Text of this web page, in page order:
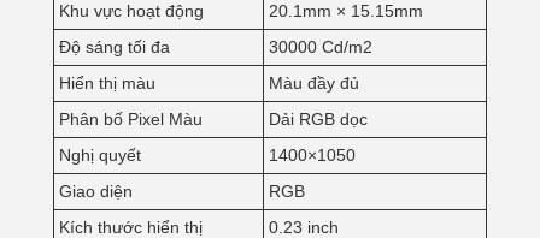
Khu vực hoạt động
20.1mm × 15.15mm
Độ sáng tối đa
30000 Cd/m2
Hiển thị màu
Màu đầy đủ
Phân bố Pixel Màu
Dải RGB dọc
Nghị quyết
1400×1050
Giao diện
RGB
Kích thước hiển thị
0.23 inch